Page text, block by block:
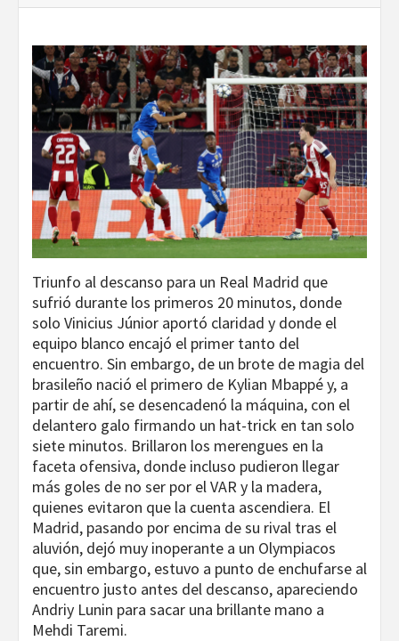
Triunfo al descanso para un Real Madrid que
sufrió durante los primeros 20 minutos, donde
solo Vinicius Júnior aportó claridad y donde el
equipo blanco encajó el primer tanto del
encuentro. Sin embargo, de un brote de magia del
brasileño nació el primero de Kylian Mbappé y, a
partir de ahí, se desencadenó la máquina, con el
delantero galo firmando un hat-trick en tan solo
siete minutos. Brillaron los merengues en la
faceta ofensiva, donde incluso pudieron llegar
más goles de no ser por el VAR y la madera,
quienes evitaron que la cuenta ascendiera. El
Madrid, pasando por encima de su rival tras el
aluvión, dejó muy inoperante a un Olympiacos
que, sin embargo, estuvo a punto de enchufarse al
encuentro justo antes del descanso, apareciendo
Andriy Lunin para sacar una brillante mano a
Mehdi Taremi.